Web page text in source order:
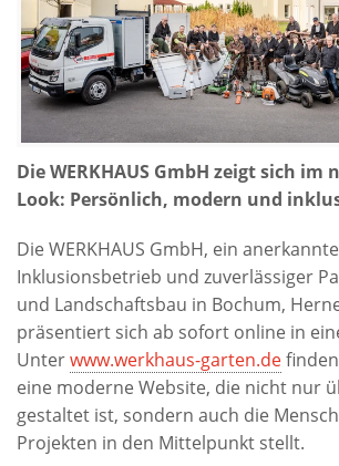
Die WERKHAUS GmbH zeigt sich
Look: Persönlich, modern und
Die WERKHAUS GmbH, ein
Inklusionsbetrieb und zuverlässiger
und Landschaftsbau in Bochum,
präsentiert sich ab sofort online in
Unterwww.werkhaus-garten.de
eine moderne Website, die nicht nur
gestaltet ist, sondern auch die
Projekten in den Mittelpunkt stellt.